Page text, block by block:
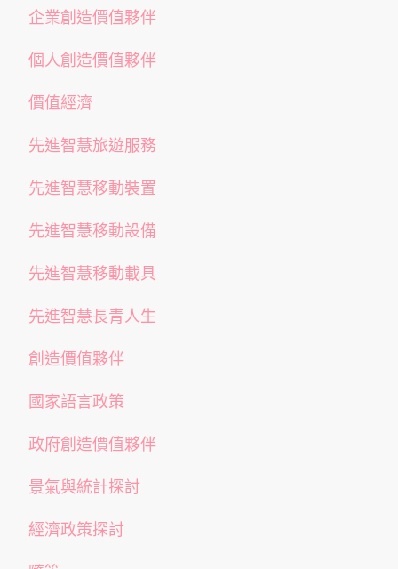
企業創造價值夥伴
個人創造價值夥伴
價值經濟
先進智慧旅遊服務
先進智慧移動裝置
先進智慧移動設備
先進智慧移動載具
先進智慧長青人生
創造價值夥伴
國家語言政策
政府創造價值夥伴
景氣與統計探討
經濟政策探討